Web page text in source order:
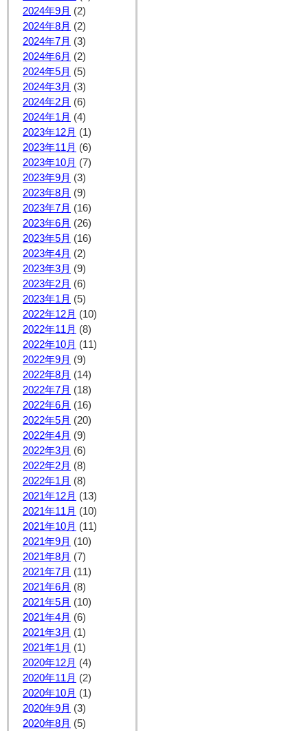
2024年9月 (2)
2024年8月 (2)
2024年7月 (3)
2024年6月 (2)
2024年5月 (5)
2024年3月 (3)
2024年2月 (6)
2024年1月 (4)
2023年12月 (1)
2023年11月 (6)
2023年10月 (7)
2023年9月 (3)
2023年8月 (9)
2023年7月 (16)
2023年6月 (26)
2023年5月 (16)
2023年4月 (2)
2023年3月 (9)
2023年2月 (6)
2023年1月 (5)
2022年12月 (10)
2022年11月 (8)
2022年10月 (11)
2022年9月 (9)
2022年8月 (14)
2022年7月 (18)
2022年6月 (16)
2022年5月 (20)
2022年4月 (9)
2022年3月 (6)
2022年2月 (8)
2022年1月 (8)
2021年12月 (13)
2021年11月 (10)
2021年10月 (11)
2021年9月 (10)
2021年8月 (7)
2021年7月 (11)
2021年6月 (8)
2021年5月 (10)
2021年4月 (6)
2021年3月 (1)
2021年1月 (1)
2020年12月 (4)
2020年11月 (2)
2020年10月 (1)
2020年9月 (3)
2020年8月 (5)